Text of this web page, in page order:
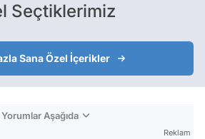
Seçtiklerimiz
Sana Özel İçerikler
Yorumlar Aşağıda
Reklam